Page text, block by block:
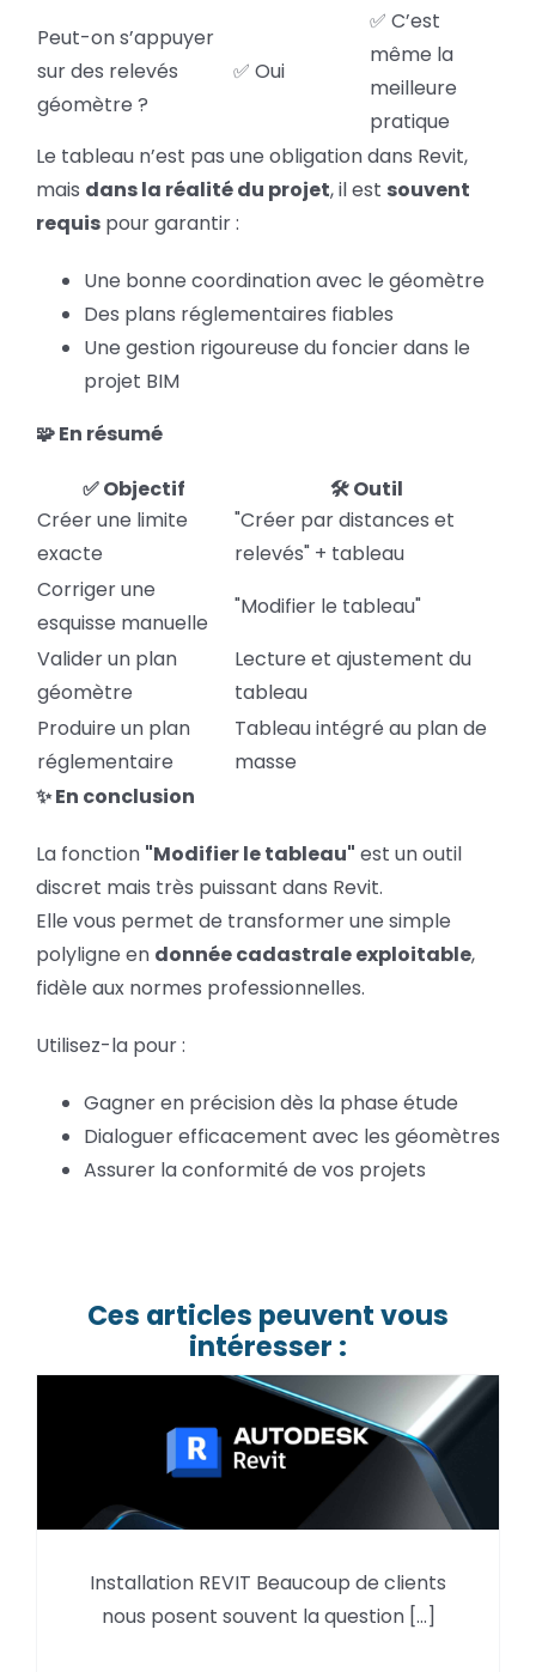
Peut-on s’appuyer
sur des relevés
géomètre ?
✅ Oui
✅ C’est
même la
meilleure
pratique
Le tableau n’est pas une obligation dans Revit,
mais dans la réalité du projet, il est souvent
requispour garantir :
Une bonne coordination avec le géomètre
Des plans réglementaires fiables
Une gestion rigoureuse du foncier dans le
projet BIM
🧩 En résumé
✅ Objectif
🛠️ Outil
Créer une limite
exacte
"Créer par distances et
relevés" + tableau
Corriger une
esquisse manuelle
"Modifier le tableau"
Valider un plan
géomètre
Lecture et ajustement du
tableau
Produire un plan
réglementaire
Tableau intégré au plan de
masse
✨ En conclusion
La fonction "Modifier le tableau" est un outil
discret mais très puissant dans Revit.
Elle vous permet de transformer une simple
polyligne en donnée cadastrale exploitable,
fidèle aux normes professionnelles.
Utilisez-la pour :
Gagner en précision dès la phase étude
Dialoguer efficacement avec les géomètres
Assurer la conformité de vos projets
Ces articles peuvent vous
intéresser :
Les extensions REVIT
Installation REVIT Beaucoup de clients
nous posent souvent la question [...]